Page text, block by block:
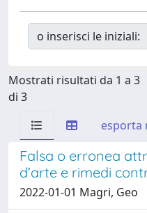
o inserisci le iniziali:
Mostrati risultati da 1 a 3
di 3
esporta
Falsa o erronea
d’arte e rimedi
2022-01-01 Magri, Geo